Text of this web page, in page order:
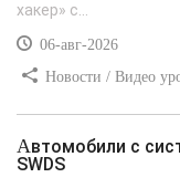
хакер» с...
06-авг-2026
Новости / Видео
Автомобили с системами безопасности KARR и
SWDS